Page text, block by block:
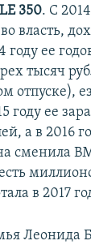
350. С
власть,
году ее
тысяч
отпуске),
году ее
а в 2016
сменила
в 2017
Леонида